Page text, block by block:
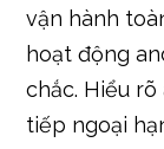
vận hành
hoạt động
chắc. Hiểu
tiếp ngoại